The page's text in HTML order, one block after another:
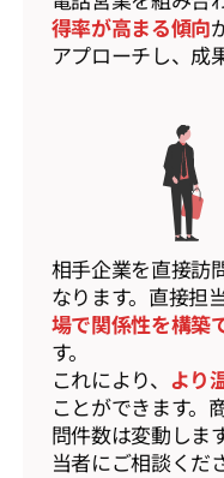
得率が高まる傾向
アプローチし、成
相手企業を直接訪
なります。直接担
場で関係性を構築
す。
これにより、 より
ことができます。
問件数は変動しま
当者にご相談くだ